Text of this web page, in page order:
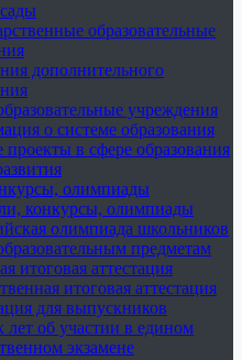
образовательные
дополнительного
учреждения
о системе образования
в сфере образования
олимпиады
конкурсы, олимпиады
олимпиада школьников
предметам
итоговая аттестация
итоговая аттестация
для выпускников
об участии в едином
экзамене